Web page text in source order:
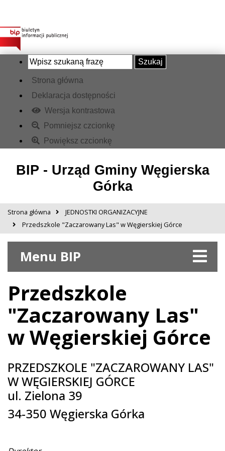
Szukaj
Strona główna
Deklaracja dostępności
Wersja kontrastowa
Pomniejsz czcionkę
Powiększ czcionkę
BIP - Urząd Gminy Węgierska
Górka
Strona główna
JEDNOSTKI ORGANIZACYJNE
Przedszkole "Zaczarowany Las" w Węgierskiej Górce
Menu BIP
Przedszkole
"Zaczarowany Las"
w Węgierskiej Górce
PRZEDSZKOLE "ZACZAROWANY LAS"
W WĘGIERSKIEJ GÓRCE
ul. Zielona 39
34-350 Węgierska Górka